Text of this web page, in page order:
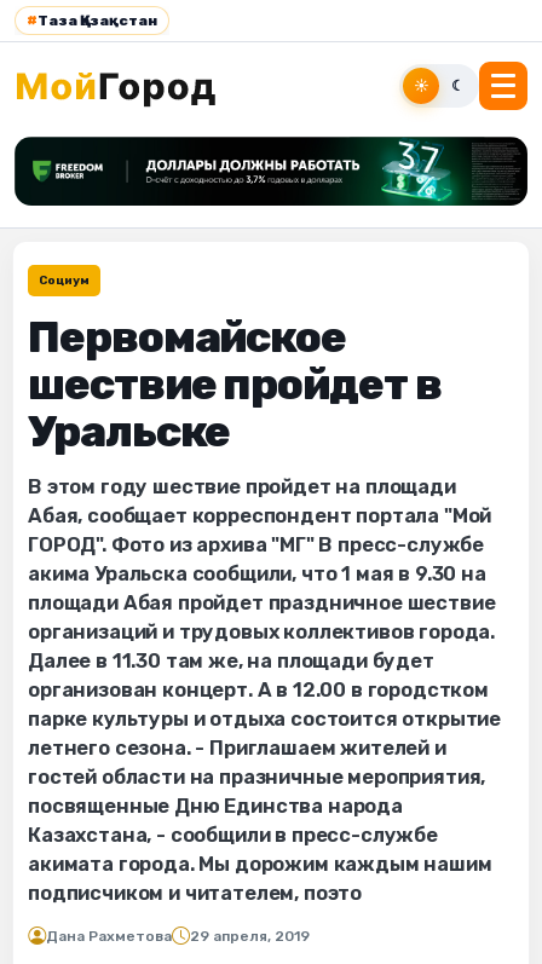
#Таза Қазақстан
☀ ☾
Социум
Первомайское
шествие пройдет в
Уральске
В этом году шествие пройдет на площади
Абая, сообщает корреспондент портала "Мой
ГОРОД". Фото из архива "МГ" В пресс-службе
акима Уральска сообщили, что 1 мая в 9.30 на
площади Абая пройдет праздничное шествие
организаций и трудовых коллективов города.
Далее в 11.30 там же, на площади будет
организован концерт. А в 12.00 в городстком
парке культуры и отдыха состоится открытие
летнего сезона. - Приглашаем жителей и
гостей области на празничные мероприятия,
посвященные Дню Единства народа
Казахстана, - сообщили в пресс-службе
акимата города. Мы дорожим каждым нашим
подписчиком и читателем, поэто
Дана Рахметова 29 апреля, 2019